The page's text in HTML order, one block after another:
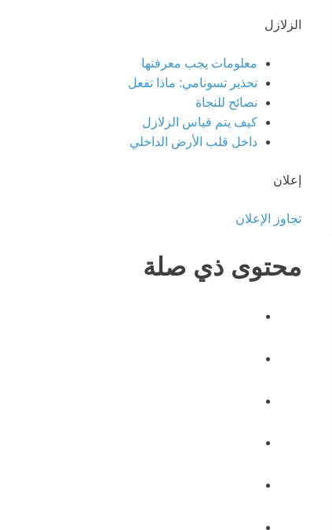
الزلازل
معلومات يجب معرفتها
تحذير تسونامي: ماذا تفعل
نصائح للنجاة
كيف يتم قياس الزلازل
داخل قلب الأرض الداخلي
إعلان
تجاوز الإعلان
محتوى ذي صلة